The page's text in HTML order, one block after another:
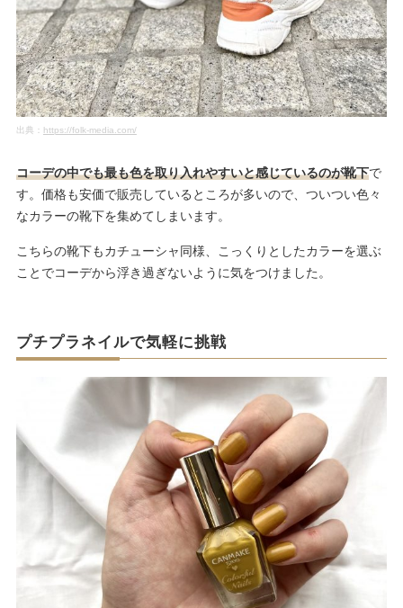
出典： https://folk-media.com/
コーデの中でも最も色を取り入れやすいと感じているのが靴下で
す。価格も安価で販売しているところが多いので、ついつい色々
なカラーの靴下を集めてしまいます。
こちらの靴下もカチューシャ同様、こっくりとしたカラーを選ぶ
ことでコーデから浮き過ぎないように気をつけました。
プチプラネイルで気軽に挑戦